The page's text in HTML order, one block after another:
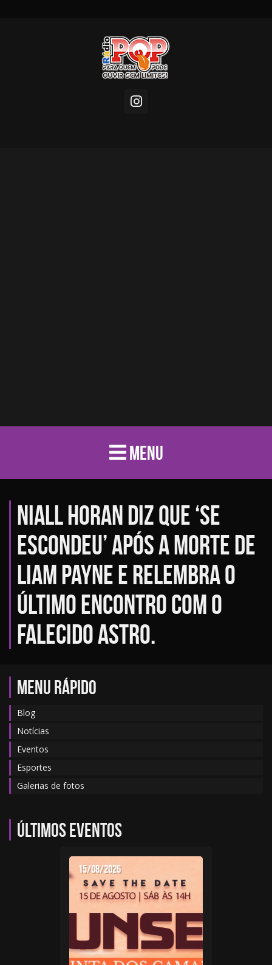
MENU
Niall Horan diz que ‘se
escondeu’ após a morte de
Liam Payne e relembra o
último encontro com o
falecido astro.
MENU RÁPIDO
Blog
Notícias
Eventos
Esportes
Galerias de fotos
Últimos eventos
15/08/2026